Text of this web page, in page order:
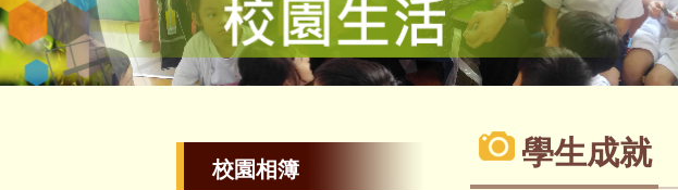
校園相簿 學生成就